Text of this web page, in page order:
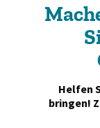
Helfen
bringen!